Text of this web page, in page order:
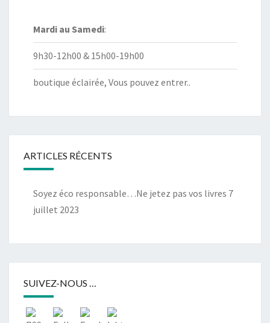
Mardi au Samedi:
9h30-12h00 & 15h00-19h00
boutique éclairée, Vous pouvez entrer..
ARTICLES RÉCENTS
Soyez éco responsable…Ne jetez pas vos livres 7
juillet 2023
SUIVEZ-NOUS …